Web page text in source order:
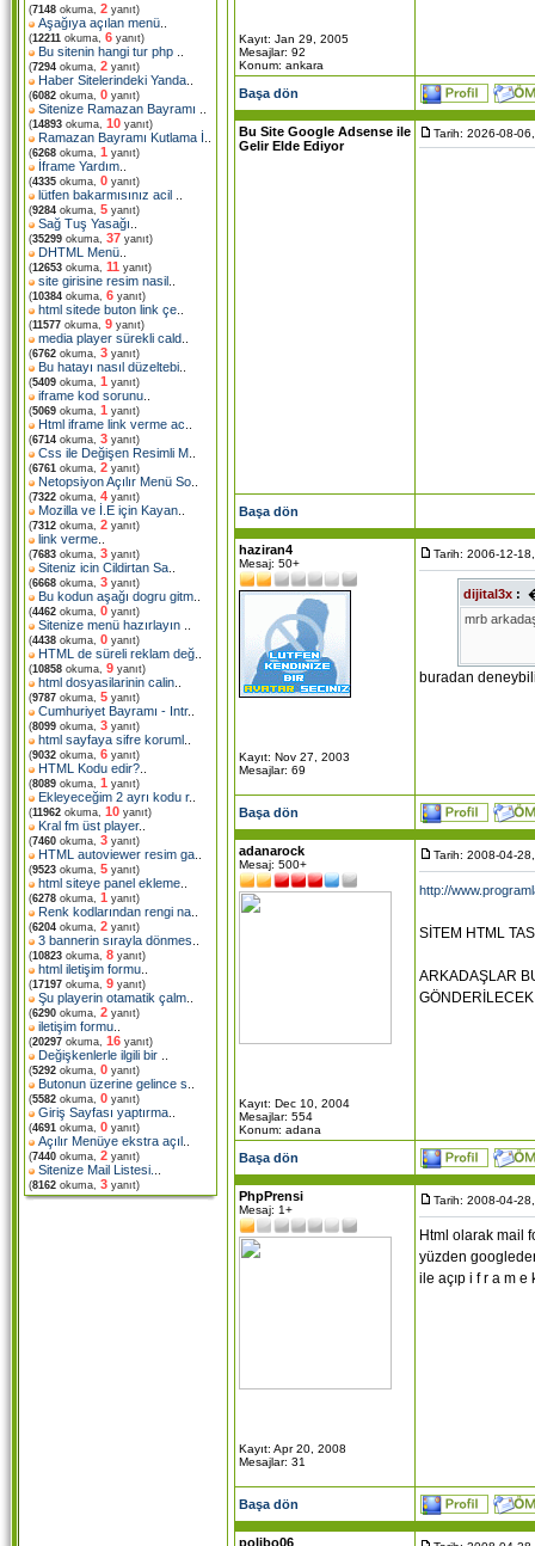
(7148 okuma, 2 yanıt)
Aşağıya açılan menü
(12211 okuma, 6 yanıt)
Bu sitenin hangi tur php
(7294 okuma, 2 yanıt)
Haber Sitelerindeki Yanda
(6082 okuma, 0 yanıt)
Sitenize Ramazan Bayramı
(14893 okuma, 10 yanıt)
Ramazan Bayramı Kutlama İ
(6268 okuma, 1 yanıt)
İframe Yardım
(4335 okuma, 0 yanıt)
lütfen bakarmısınız acil
(9284 okuma, 5 yanıt)
Sağ Tuş Yasağı
(35299 okuma, 37 yanıt)
DHTML Menü
(12653 okuma, 11 yanıt)
site girisine resim nasil
(10384 okuma, 6 yanıt)
html sitede buton link çe
(11577 okuma, 9 yanıt)
media player sürekli cald
(6762 okuma, 3 yanıt)
Bu hatayı nasıl düzeltebi
(5409 okuma, 1 yanıt)
iframe kod sorunu
(5069 okuma, 1 yanıt)
Html iframe link verme ac
(6714 okuma, 3 yanıt)
Css ile Değişen Resimli M
(6761 okuma, 2 yanıt)
Netopsiyon Açılır Menü So
(7322 okuma, 4 yanıt)
Mozilla ve İ.E için Kayan
(7312 okuma, 2 yanıt)
link verme
(7683 okuma, 3 yanıt)
Siteniz icin Cildirtan Sa
(6668 okuma, 3 yanıt)
Bu kodun aşağı dogru gitm
(4462 okuma, 0 yanıt)
Sitenize menü hazırlayın
(4438 okuma, 0 yanıt)
HTML de süreli reklam değ
(10858 okuma, 9 yanıt)
html dosyasilarinin calin
(9787 okuma, 5 yanıt)
Cumhuriyet Bayramı - Intr..
(8099 okuma, 3 yanıt)
html sayfaya sifre koruml
(9032 okuma, 6 yanıt)
HTML Kodu edir?
(8089 okuma, 1 yanıt)
Ekleyeceğim 2 ayrı kodu r..
(11962 okuma, 10 yanıt)
Kral fm üst player..
(7460 okuma, 3 yanıt)
HTML autoviewer resim ga
(9523 okuma, 5 yanıt)
html siteye panel ekleme
(6278 okuma, 1 yanıt)
Renk kodlarından rengi na
(6204 okuma, 2 yanıt)
3 bannerin sırayla dönmes
(10823 okuma, 8 yanıt)
html iletişim formu
(17197 okuma, 9 yanıt)
Şu playerin otamatik çalm
(6290 okuma, 2 yanıt)
iletişim formu
(20297 okuma, 16 yanıt)
Değişkenlerle ilgili bir
(5292 okuma, 0 yanıt)
Butonun üzerine gelince s
(5582 okuma, 0 yanıt)
Giriş Sayfası yaptırma
(4691 okuma, 0 yanıt)
Açılır Menüye ekstra açıl
(7440 okuma, 2 yanıt)
Sitenize Mail Listesi.
(8162 okuma, 3 yanıt)
Kayıt: Jan 29, 2005
Mesajlar: 92
Konum: ankara
Başa dön
Bu Site Google Adsense ile
Gelir Elde Ediyor
Tarih: 2026-08-
Başa dön
haziran4
Mesaj: 50+
Kayıt: Nov 27, 2003
Mesajlar: 69
Tarih: 2006-12-
dijital3x :
mrb
buradan
Başa dön
adanarock
Mesaj: 500+
Kayıt: Dec 10, 2004
Mesajlar: 554
Konum: adana
Tarih: 2008-04-
http://
SİTEM HTML
ARKADAŞLAR
Başa dön
PhpPrensi
Mesaj: 1+
Kayıt: Apr 20, 2008
Mesajlar: 31
Tarih: 2008-04-
Html olarak mail
yüzden
ile açıp i f r a m
Başa dön
polibo06